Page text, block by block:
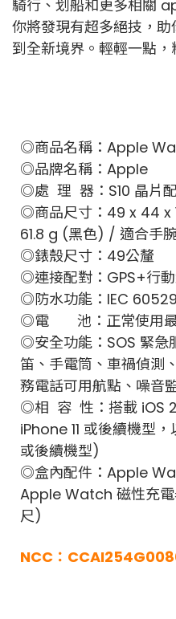
騎行、划船和更多相關
你將發現有超多絕技，
到全新境界。輕輕一點，
◎商品名稱：Apple
◎品牌名稱：Apple
◎處 理 器：S10 晶片
◎商品尺寸：49 x 44
61.8 g (黑色) / 適合手
◎錶殼尺寸：49公釐
◎連接配對：GPS+行
◎防水功能：IEC
◎電 池：正常使用最
◎安全功能：SOS 緊急
笛、手電筒、車禍偵測
務電話可用航點、噪音
◎相 容 性：搭載 iOS
iPhone 11 或後續機型
或後續機型)
◎盒內配件：Apple
Apple Watch 磁性充電
尺)
NCC：